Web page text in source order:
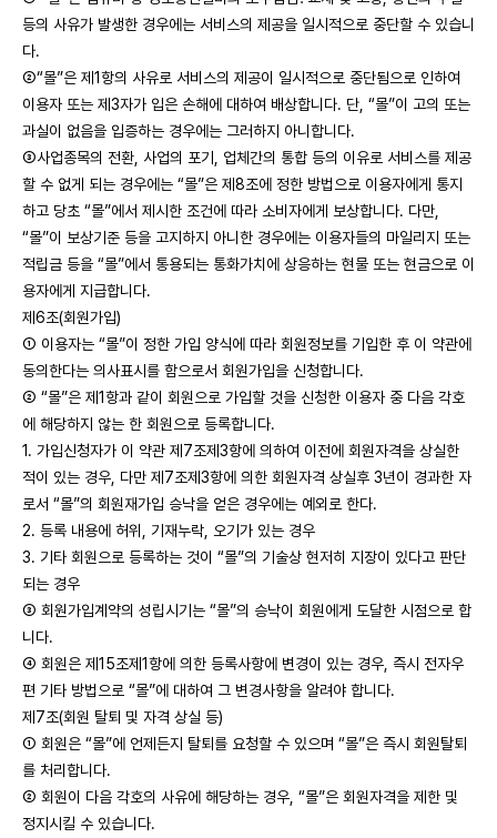
등의 사유가 발생한 경우에는 서비스의 제공을 일시적으로 중단할 수 있습니
다.
②“몰”은 제1항의 사유로 서비스의 제공이 일시적으로 중단됨으로 인하여
이용자 또는 제3자가 입은 손해에 대하여 배상합니다. 단, “몰”이 고의 또는
과실이 없음을 입증하는 경우에는 그러하지 아니합니다.
③사업종목의 전환, 사업의 포기, 업체간의 통합 등의 이유로 서비스를 제공
할 수 없게 되는 경우에는 “몰”은 제8조에 정한 방법으로 이용자에게 통지
하고 당초 “몰”에서 제시한 조건에 따라 소비자에게 보상합니다. 다만,
“몰”이 보상기준 등을 고지하지 아니한 경우에는 이용자들의 마일리지 또는
적립금 등을 “몰”에서 통용되는 통화가치에 상응하는 현물 또는 현금으로 이
용자에게 지급합니다.
제6조(회원가입)
① 이용자는 “몰”이 정한 가입 양식에 따라 회원정보를 기입한 후 이 약관에
동의한다는 의사표시를 함으로서 회원가입을 신청합니다.
② “몰”은 제1항과 같이 회원으로 가입할 것을 신청한 이용자 중 다음 각호
에 해당하지 않는 한 회원으로 등록합니다.
1. 가입신청자가 이 약관 제7조제3항에 의하여 이전에 회원자격을 상실한
적이 있는 경우, 다만 제7조제3항에 의한 회원자격 상실후 3년이 경과한 자
로서 “몰”의 회원재가입 승낙을 얻은 경우에는 예외로 한다.
2. 등록 내용에 허위, 기재누락, 오기가 있는 경우
3. 기타 회원으로 등록하는 것이 “몰”의 기술상 현저히 지장이 있다고 판단
되는 경우
③ 회원가입계약의 성립시기는 “몰”의 승낙이 회원에게 도달한 시점으로 합
니다.
④ 회원은 제15조제1항에 의한 등록사항에 변경이 있는 경우, 즉시 전자우
편 기타 방법으로 “몰”에 대하여 그 변경사항을 알려야 합니다.
제7조(회원 탈퇴 및 자격 상실 등)
① 회원은 “몰”에 언제든지 탈퇴를 요청할 수 있으며 “몰”은 즉시 회원탈퇴
를 처리합니다.
② 회원이 다음 각호의 사유에 해당하는 경우, “몰”은 회원자격을 제한 및
정지시킬 수 있습니다.